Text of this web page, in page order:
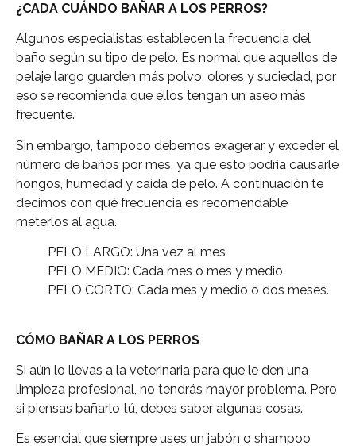
¿CADA CUÁNDO BAÑAR A LOS PERROS?
Algunos especialistas establecen la frecuencia del
baño según su tipo de pelo. Es normal que aquellos de
pelaje largo guarden más polvo, olores y suciedad, por
eso se recomienda que ellos tengan un aseo más
frecuente.
Sin embargo, tampoco debemos exagerar y exceder el
número de baños por mes, ya que esto podría causarle
hongos, humedad y caída de pelo. A continuación te
decimos con qué frecuencia es recomendable
meterlos al agua.
PELO LARGO: Una vez al mes
PELO MEDIO: Cada mes o mes y medio
PELO CORTO: Cada mes y medio o dos meses.
CÓMO BAÑAR A LOS PERROS
Si aún lo llevas a la veterinaria para que le den una
limpieza profesional, no tendrás mayor problema. Pero
si piensas bañarlo tú, debes saber algunas cosas.
Es esencial que siempre uses un jabón o shampoo